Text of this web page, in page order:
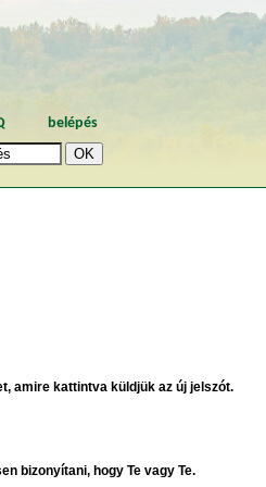
belépés
amire kattintva küldjük az új jelszót.
bizonyítani, hogy Te vagy Te.